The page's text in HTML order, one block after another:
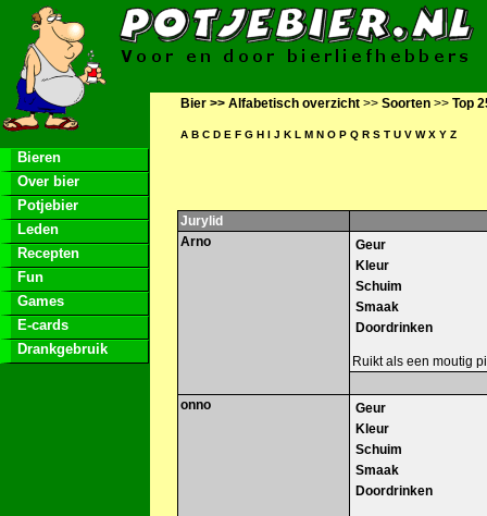
Bieren
Over bier
Potjebier
Leden
Recepten
Fun
Games
E-cards
Drankgebruik
Bier >> Alfabetisch overzicht >> Soorten >> Top
A B C D E F G H I J K L M N O P Q R S T U V W X Y Z
Jurylid
Arno
Geur
Kleur
Schuim
Smaak
Doordrinken
Ruikt als een moutig
onno
Geur
Kleur
Schuim
Smaak
Doordrinken